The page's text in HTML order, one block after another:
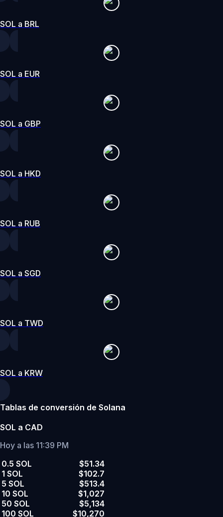
SOL a BRL
SOL a EUR
SOL a GBP
SOL a HKD
SOL a RUB
SOL a SGD
SOL a TWD
SOL a KRW
Tablas de conversión de Solana
SOL a CAD
Hoy a las 11:39 PM
0.5 SOL
$51.34
1 SOL
$102.7
5 SOL
$513.4
10 SOL
$1,027
50 SOL
$5,134
100 SOL
$10,270